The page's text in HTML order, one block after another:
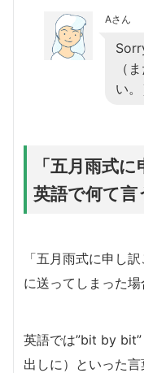
Aさん
（
い。
「五月雨式
英語で何て言
「五月雨式に申し
に送ってしまった場
英語では”bit by
出しに）といった言